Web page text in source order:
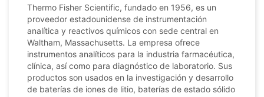
Thermo Fisher Scientific, fundado en 1956, es un
proveedor estadounidense de instrumentación
analítica y reactivos químicos con sede central en
Waltham, Massachusetts. La empresa ofrece
instrumentos analíticos para la industria farmacéutica,
clínica, así como para diagnóstico de laboratorio. Sus
productos son usados en la investigación y desarrollo
de baterías de iones de litio, baterías de estado sólido